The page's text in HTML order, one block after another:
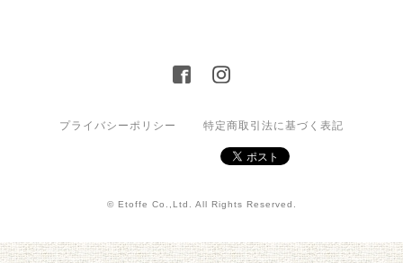
プライバシーポリシー 特定商取引法に基づく表記
© Etoffe Co.,Ltd. All Rights Reserved.